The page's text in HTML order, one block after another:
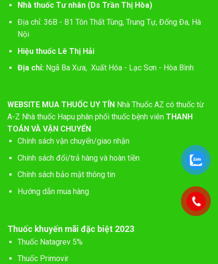
Nhà thuốc Tư nhân (Ds Trần Thị Hòa)
Địa chỉ: 36B - B1 Tôn Thất Tùng, Trung Tự, Đống Đa, Hà
Nội
Hiệu thuốc Lê Thị Hải
Địa chỉ: Ngã Ba Xưa, Xuất Hóa - Lạc Sơn - Hòa Bình
WEBSITE MUA THUỐC UY TÍN Nhà Thuốc AZ có thuốc từ
A-Z Nhà thuốc Hapu phân phối thuốc bệnh viên THANH
TOÁN VÀ VẬN CHUYỂN
Chính sách vận chuyển/giao nhận
Chính sách đổi/trả hàng và hoàn tiền
Chính sách bảo mật thông tin
Hướng dẫn mua hàng
Thuốc khuyến mãi đặc biệt 2023
Thuốc Natagrev 5%
Thuốc Primovir